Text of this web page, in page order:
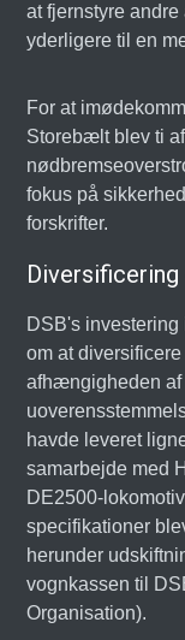
at fjernstyre
yderligere til en
For at
Storebælt blev ti
fokus på
forskrifter.
DSB's
om at
afhængigheden af
havde leveret
samarbejde med
DE2500-
specifikationer
herunder
vognkassen til
Organisation).